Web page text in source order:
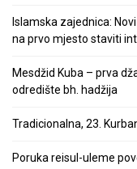
Islamska zajednica:
na prvo mjesto staviti
Mesdžid Kuba – prva
odredište bh. hadžija
Tradicionalna, 23.
Poruka reisul-uleme